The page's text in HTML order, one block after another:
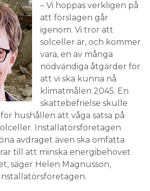
– Vi hoppas verkligen på
att förslagen går
igenom. Vi tror att
solceller är, och kommer
vara, en av många
nödvändiga åtgärder för
att vi ska kunna nå
klimatmålen 2045. En
skattebefrielse skulle
hushållen att våga satsa på
Installatörsföretagen
avdraget även ska omfatta
till att minska energibehovet
säger Helen Magnusson,